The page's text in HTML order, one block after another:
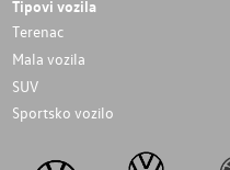
Tipovi vozila
Terenac
Mala vozila
SUV
Sportsko vozilo